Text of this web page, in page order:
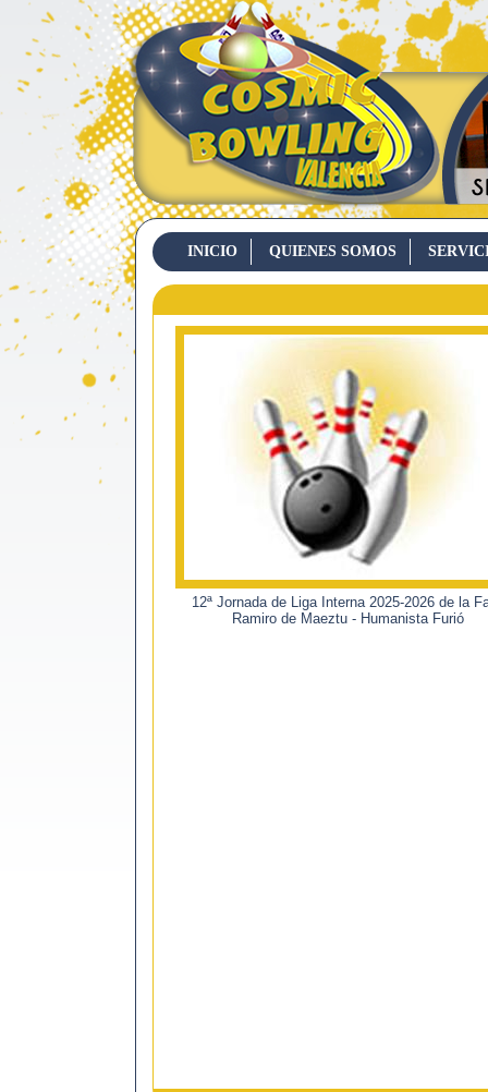
INICIO QUIENES SOMOS
CONTACTO
12ª Jornada de Liga Interna 2025-2026 de la
Ramiro de Maeztu - Humanista Furió